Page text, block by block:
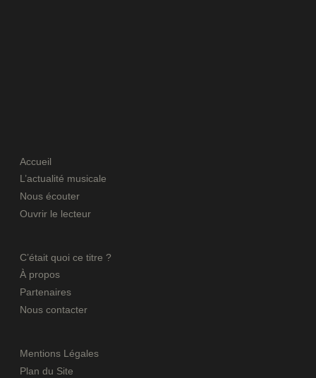
Accueil
L’actualité musicale
Nous écouter
Ouvrir le lecteur
C’était quoi ce titre ?
À propos
Partenaires
Nous contacter
Mentions Légales
Plan du Site